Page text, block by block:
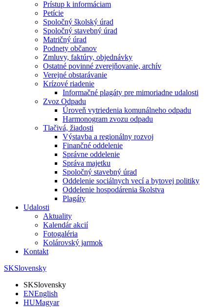
Prístup k informáciam
Petície
Spoločný školský úrad
Spoločný stavebný úrad
Matričný úrad
Podnety občanov
Zmluvy, faktúry, objednávky
Ostatné povinné zverejňovanie, archív
Verejné obstarávanie
Krízové riadenie
Informačné plagáty pre mimoriadne udalosti
Zvoz Odpadu
Úroveň vytriedenia komunálneho odpadu
Harmonogram zvozu odpadu
Tlačivá, žiadosti
Výstavba a regionálny rozvoj
Finančné oddelenie
Správne oddelenie
Správa majetku
Spoločný stavebný úrad
Oddelenie sociálnych vecí a bytovej politiky
Oddelenie hospodárenia školstva
Plagáty
Udalosti
Aktuality
Kalendár akcií
Fotogaléria
Kolárovský jarmok
Kontakt
SKSlovensky
SKSlovensky
ENEnglish
HUMagyar